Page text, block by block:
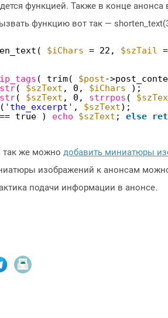
функцией. Также в конце анонса
функцию вот так —
$iChars = 22, $szTail =
( trim( $post-
( $szText , 0, $iChars
);
( $szText , 0, strrpos (
'the_excerpt' , $szText);
== true ) echo $szText ; else
так же можно добавить миниатюры
изображений к анонсам
подачи информации в анонсе.